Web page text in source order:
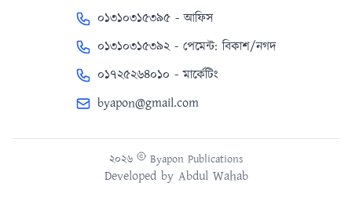
০১৩১০৩১৫৩৯৫ - আফিস
০১৩১০৩১৫৩৯২ - পেমেন্ট: বিকাশ/নগদ
০১৭২৫২৬৪০১০ - মার্কেটিং
byapon@gmail.com
২০২৬ Byapon Publications
Developed by Abdul Wahab